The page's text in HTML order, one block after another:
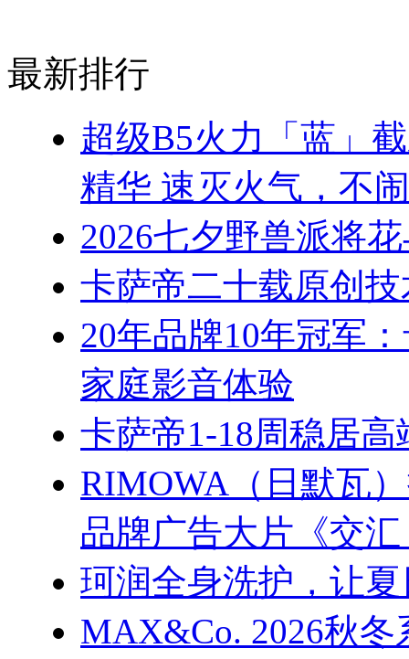
最新排行
超级B5火力「蓝」
精华 速灭火气，不
2026七夕野兽派将
卡萨帝二十载原创
20年品牌10年冠军
家庭影音体验
卡萨帝1-18周稳居
RIMOWA（日默瓦
品牌广告大片《交
珂润全身洗护，让
MAX&Co. 2026秋